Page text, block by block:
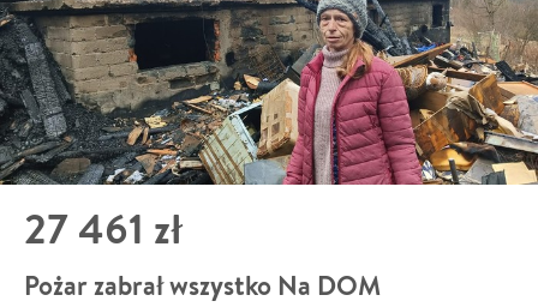
27 461 zł
Pożar zabrał wszystko Na DOM